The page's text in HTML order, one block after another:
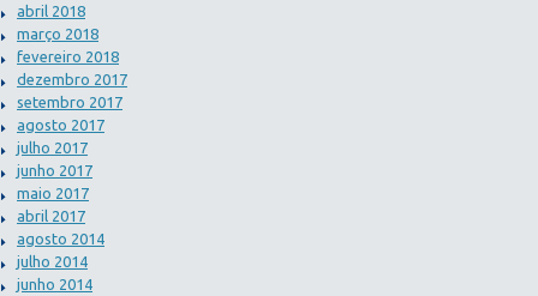
abril 2018
março 2018
fevereiro 2018
dezembro 2017
setembro 2017
agosto 2017
julho 2017
junho 2017
maio 2017
abril 2017
agosto 2014
julho 2014
junho 2014